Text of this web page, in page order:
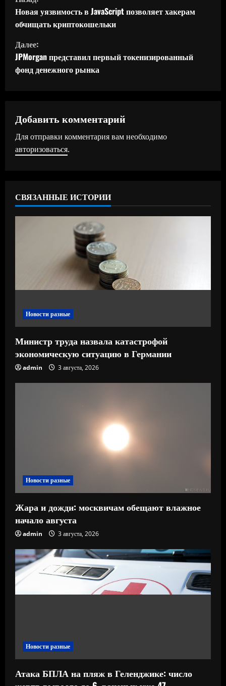
р
о
д
о
ж
и
ч
и
Новая уязвимость в JavaScript позволяет хакерам
обчищать криптокошельки
Далее:
JPMorgan представил первый токенизированный
фонд денежного рынка
Добавить комментарий
Для отправки комментария вам необходимо
авторизоваться.
СВЯЗАННЫЕ ИСТОРИИ
Новости разные
Министр труда назвала катастрофой
экономическую ситуацию в Германии
admin 3 августа, 2026
Новости разные
Жара и дожди: москвичам обещают влажное
начало августа
admin 3 августа, 2026
Новости разные
Атака БПЛА на пляж в Геленджике: число